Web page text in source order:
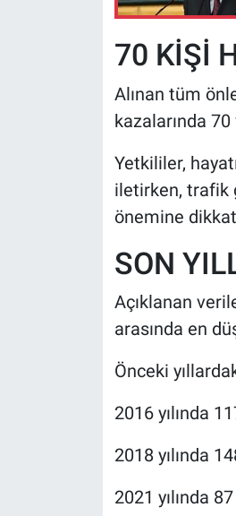
70 KİŞİ
Alınan tüm
kazalarında
Yetkililer,
iletirken, trafik
önemine
SON
Açıklanan
arasında en
Önceki
2016 yılında
2018 yılında
2021 yılında